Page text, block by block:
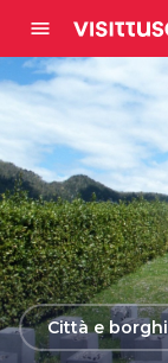
menu
arrow_backCittà e borghi